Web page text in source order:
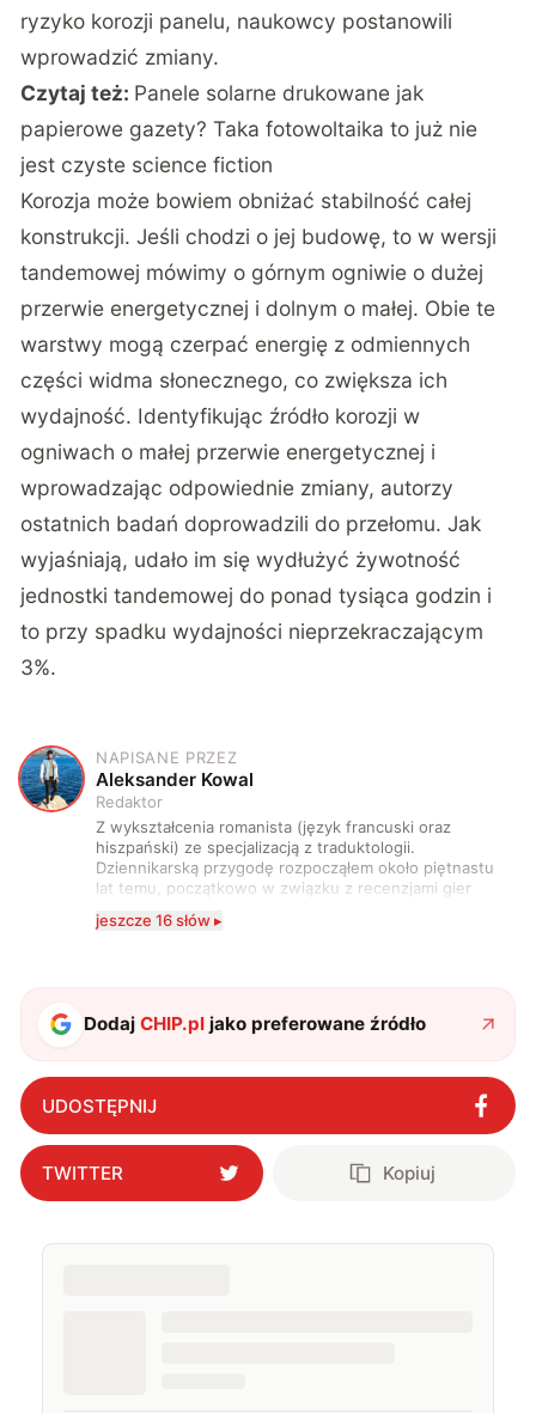
ryzyko korozji panelu, naukowcy postanowili
wprowadzić zmiany.
Czytaj też: Panele solarne drukowane jak
papierowe gazety? Taka fotowoltaika to już nie
jest czyste science fiction
Korozja może bowiem obniżać stabilność całej
konstrukcji. Jeśli chodzi o jej budowę, to w wersji
tandemowej mówimy o górnym ogniwie o dużej
przerwie energetycznej i dolnym o małej. Obie te
warstwy mogą czerpać energię z odmiennych
części widma słonecznego, co zwiększa ich
wydajność. Identyfikując źródło korozji w
ogniwach o małej przerwie energetycznej i
wprowadzając odpowiednie zmiany, autorzy
ostatnich badań doprowadzili do przełomu. Jak
wyjaśniają, udało im się wydłużyć żywotność
jednostki tandemowej do ponad tysiąca godzin i
to przy spadku wydajności nieprzekraczającym
3%.
A
NAPISANE PRZEZ
Aleksander Kowal
Redaktor
Z wykształcenia romanista (język francuski oraz
hiszpański) ze specjalizacją z traduktologii.
Dziennikarską przygodę rozpocząłem około piętnastu
lat temu, początkowo w związku z recenzjami gier
komputerowych i filmów. Obecnie publikuję
zdecydowanie częściej na tematy związane z nauką
także uprawiać oraz oglądać sport.
jeszcze 16 słów ▸
DodajCHIP.pl jako preferowane źródło
UDOSTĘPNIJ
TWITTER Kopiuj